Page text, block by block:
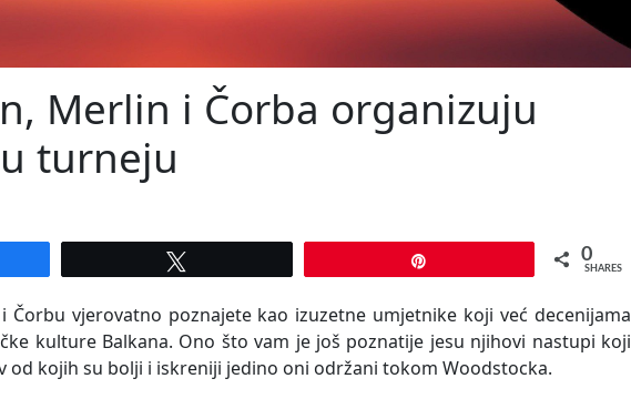
Merlin i Čorba organizuju
turneju
0
SHARES
Čorbu vjerovatno poznajete kao izuzetne umjetnike koji već decenijama
kulture Balkana. Ono što vam je još poznatije jesu njihovi nastupi koji
od kojih su bolji i iskreniji jedino oni održani tokom Woodstocka.